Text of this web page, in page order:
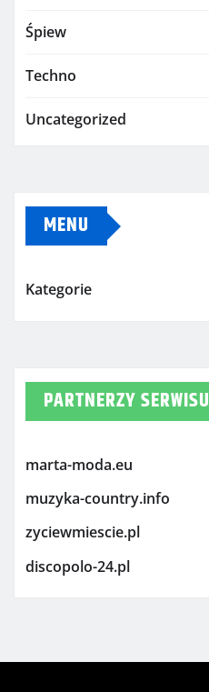
Śpiew
Techno
Uncategorized
MENU
Kategorie
PARTNERZY SERWISU
marta-moda.eu
muzyka-country.info
zyciewmiescie.pl
discopolo-24.pl